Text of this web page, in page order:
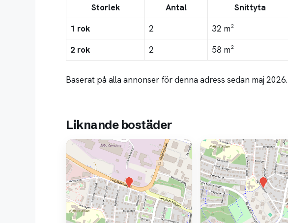
Storlek Antal Snittyta
1 rok
2 32 m²
2 rok
2 58 m²
Baserat på alla annonser för denna adress sedan maj 2026.
Liknande bostäder